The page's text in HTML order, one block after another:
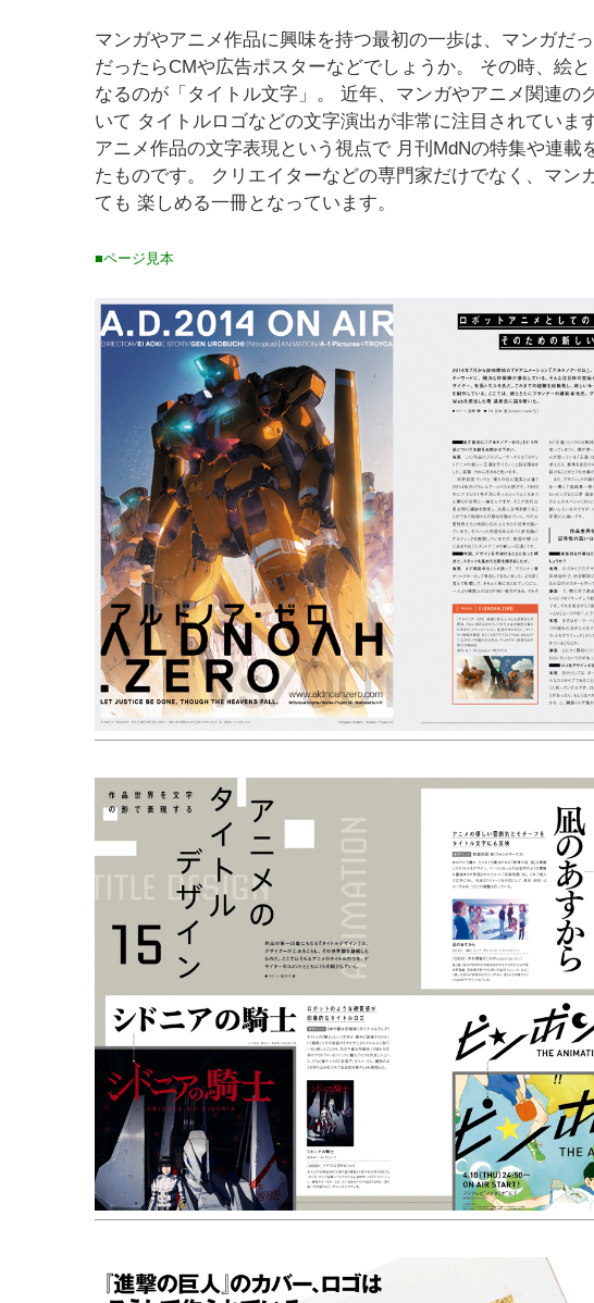
マンガやアニメ作品に興味を持つ最初の一歩は、マンガだ
だったらCMや広告ポスターなどでしょうか。 その時、絵
なるのが「タイトル文字」。 近年、マンガやアニメ関連の
いて タイトルロゴなどの文字演出が非常に注目されていま
アニメ作品の文字表現という視点で 月刊MdNの特集や連載
たものです。 クリエイターなどの専門家だけでなく、マン
ても 楽しめる一冊となっています。
■ページ見本